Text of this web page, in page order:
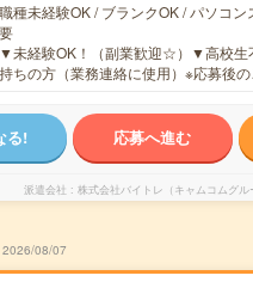
職種未経験OK / ブランクOK / パソコン
要
▼未経験OK！（副業歓迎☆）▼高校生
持ちの方（業務連絡に使用）※応募後
る! 応募へ進む
派遣会社 株式会社バイトレ（キャムコムグル
2026/08/07